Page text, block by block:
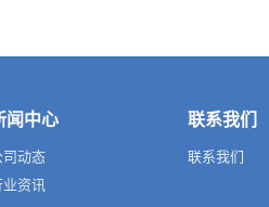
闻中心
司动态
业资讯
联系我们
联系我们